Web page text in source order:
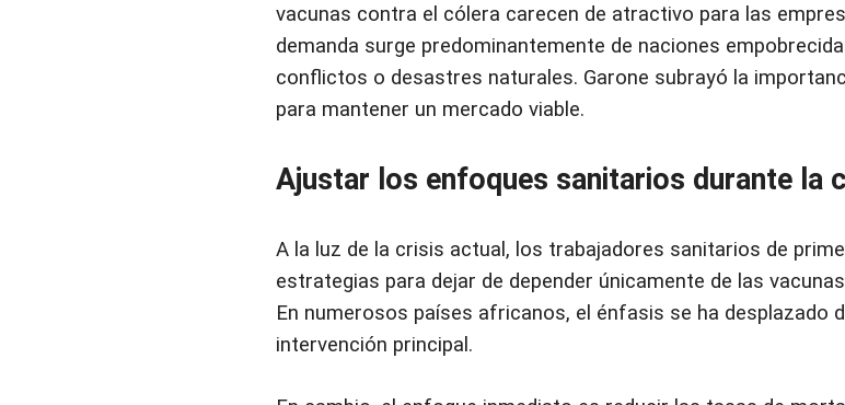
vacunas contra el cólera carecen de atractivo para las
demanda surge predominantemente de naciones
conflictos o desastres naturales. Garone subrayó la
para mantener un mercado viable.
Ajustar los enfoques sanitarios durante la
A la luz de la crisis actual, los trabajadores sanitarios de
estrategias para dejar de depender únicamente de las
En numerosos países africanos, el énfasis se ha desplazado
intervención principal.